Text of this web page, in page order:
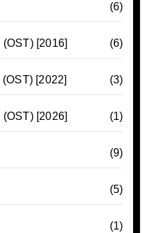
(6)
[2016] (6)
[2022] (3)
[2026] (1)
(9)
(5)
(1)